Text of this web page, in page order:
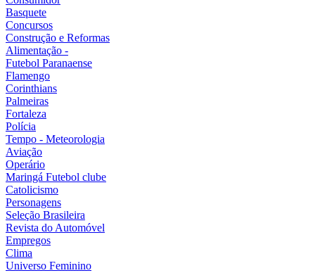
Basquete
Concursos
Construção e Reformas
Alimentação -
Futebol Paranaense
Flamengo
Corinthians
Palmeiras
Fortaleza
Polícia
Tempo - Meteorologia
Aviação
Operário
Maringá Futebol clube
Catolicismo
Personagens
Seleção Brasileira
Revista do Automóvel
Empregos
Clima
Universo Feminino